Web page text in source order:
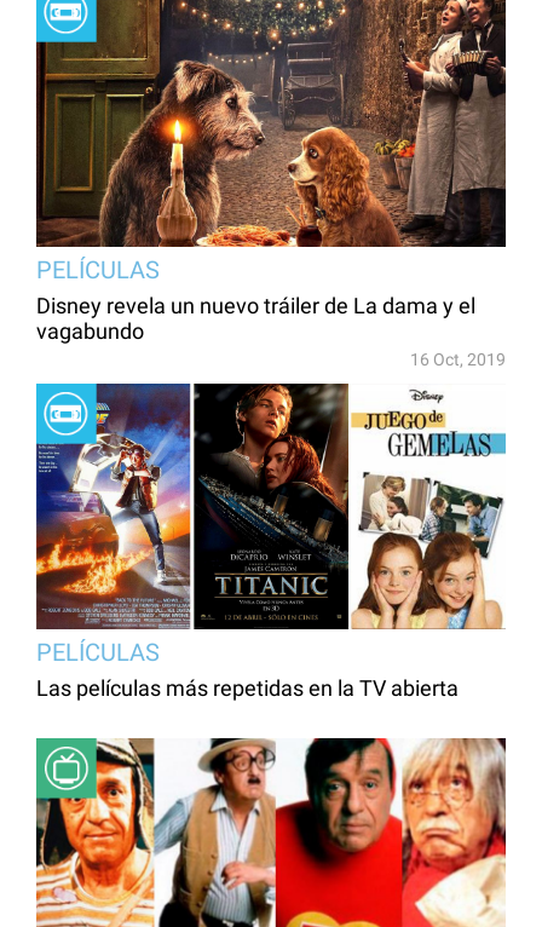
PELÍCULAS
Disney revela un nuevo tráiler de La dama y el
vagabundo
16 Oct, 2019
PELÍCULAS
Las películas más repetidas en la TV abierta